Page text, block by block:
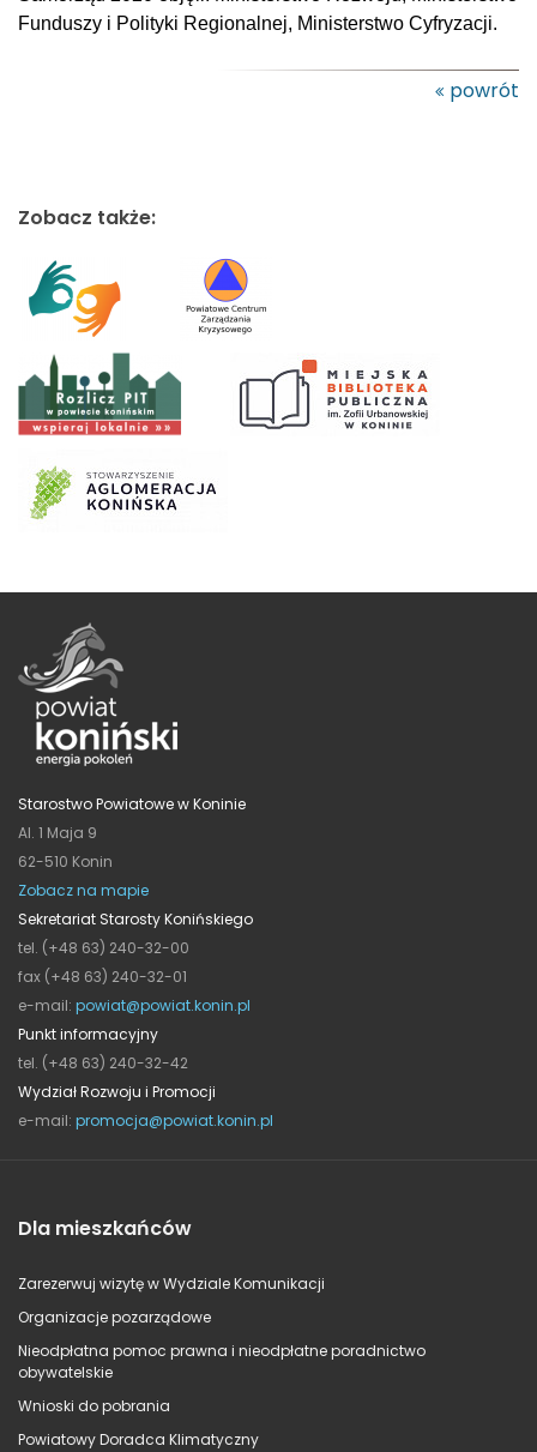
Funduszy i Polityki Regionalnej, Ministerstwo Cyfryzacji.
powrót
Zobacz także:
Starostwo Powiatowe w Koninie
Al. 1 Maja 9
62-510 Konin
Zobacz na mapie
Sekretariat Starosty Konińskiego
tel. (+48 63) 240-32-00
fax (+48 63) 240-32-01
e-mail: powiat@powiat.konin.pl
Punkt informacyjny
tel. (+48 63) 240-32-42
Wydział Rozwoju i Promocji
e-mail: promocja@powiat.konin.pl
Dla mieszkańców
Zarezerwuj wizytę w Wydziale Komunikacji
Organizacje pozarządowe
Nieodpłatna pomoc prawna i nieodpłatne poradnictwo
obywatelskie
Wnioski do pobrania
Powiatowy Doradca Klimatyczny